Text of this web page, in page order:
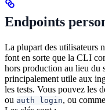
Endpoints
La plupart des utilisateurs
font en sorte que la CLI
hors production au lieu du
principalement utile aux
les tests. Vous pouvez les
ou auth login, ou